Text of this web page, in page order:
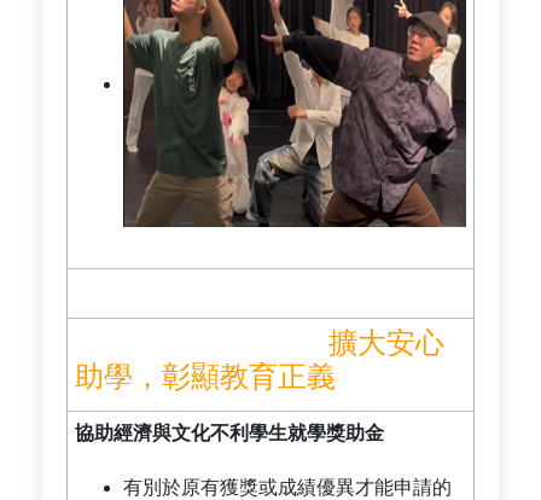
擴大安心
助學，彰顯教育正義
協助經濟與文化不利學生就學獎助金
有別於原有獲獎或成績優異才能申請的